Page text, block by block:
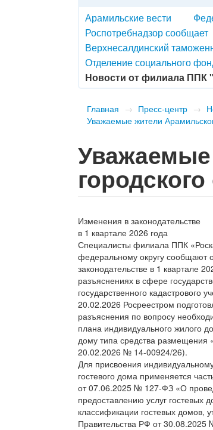
Арамильские вести
Роспотребнадзор сообщает
Верхнесалдинский
Отделение социального
Новости от филиала ППК
Главная → Пресс-центр →
Уважаемые жители
Изменения в законодательстве
в 1 квартале 2026 года
Специалисты филиала ППК
федеральному округу сообщают
законодательстве в 1 квартале
разъяснениях в сфере
государственного кадастрового
20.02.2026 Росреестром
разъяснения по вопросу
плана индивидуального жилого
дому типа средства размещения
20.02.2026 № 14-00924/26).
Для присвоения
гостевого дома применяется
от 07.06.2025 № 127-ФЗ «О
предоставлению услуг гостевых
классификации гостевых домов,
Правительства РФ от 30.08.2025